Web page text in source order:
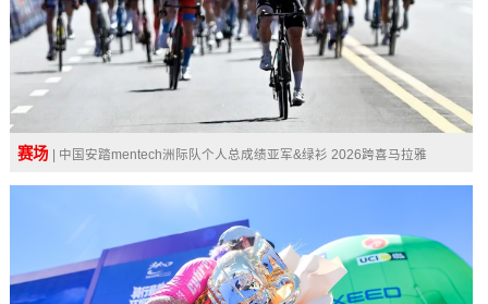
赛场 | 中国安踏mentech洲际队个人总成绩亚军&绿衫 2026跨喜马拉雅